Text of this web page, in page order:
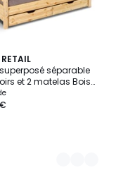
séparable
et 2 matelas Bois
massif AARON